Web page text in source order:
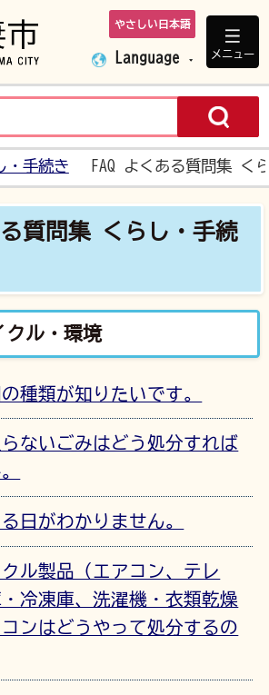
下妻市ホームペ
やさしい日本語
Language メニュー
・手続き FAQ よくある質問集 く
る質問集 くらし・手続
クル・環境
種類が知りたいです。
ないごみはどう処分すれば
日がわかりません。
ル製品（エアコン、テレ
冷凍庫、洗濯機・衣類乾燥
ンはどうやって処分するの